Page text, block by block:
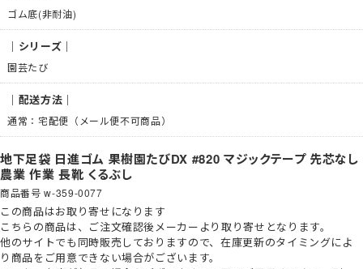
ゴム底(非耐油)
｜シリーズ｜
園芸たび
｜配送方法｜
通常：宅配便（メール便不可商品）
地下足袋 日進ゴム 果樹園たびDX #820 マジックテープ 先芯なし
農業 作業 長靴 くるぶし
商品番号 w-359-0077
この商品はお取り寄せ になります
こちらの商品は、ご注文確認後メーカーより取り寄せとなります。
他のサイトでも同時販売しておりますので、在庫更新のタイミングによ
り商品をご用意できない場合がございます。